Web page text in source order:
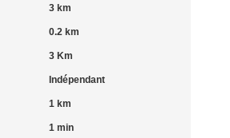
3 km
0.2 km
3 Km
Indépendant
1 km
1 min